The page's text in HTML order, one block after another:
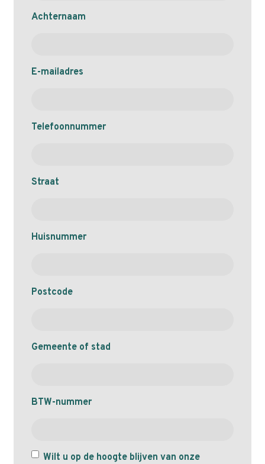
Achternaam
E-mailadres
Telefoonnummer
Straat
Huisnummer
Postcode
Gemeente of stad
BTW-nummer
Wilt u op de hoogte blijven van onze